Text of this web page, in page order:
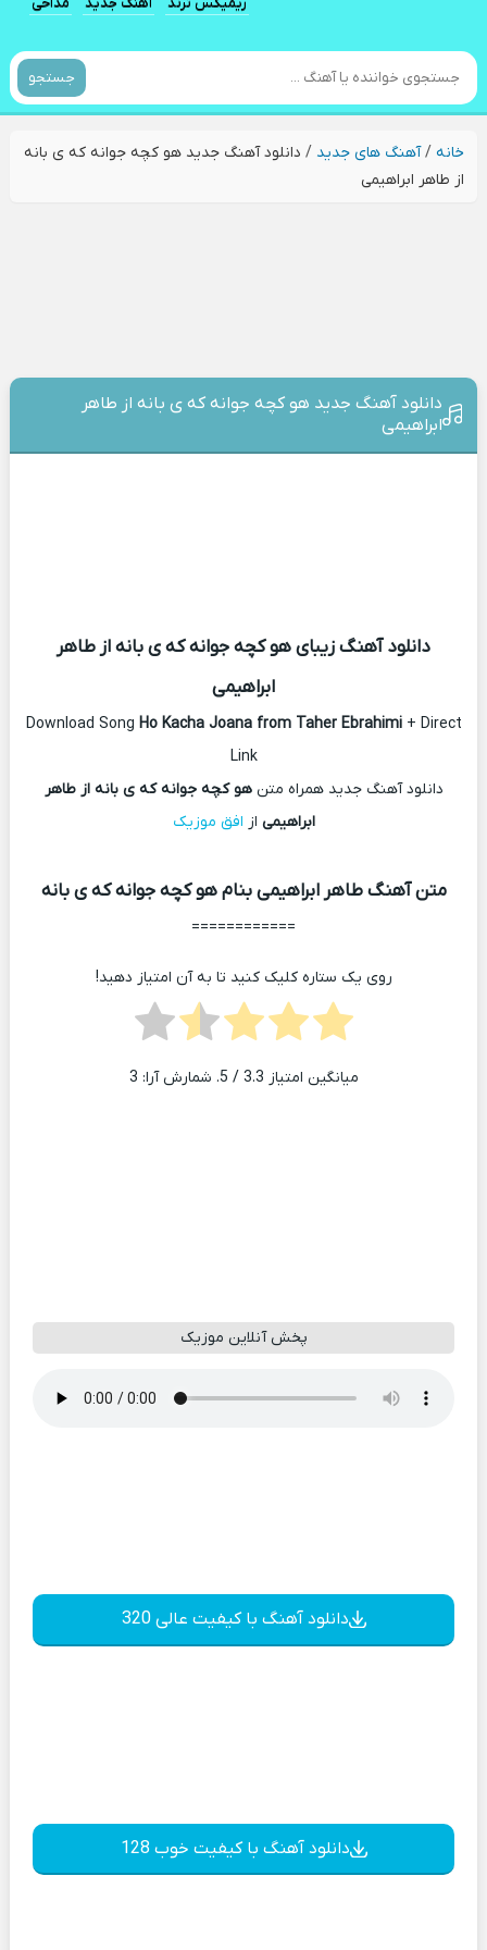
جستجو
خانه/آهنگ های جدید / دانلود آهنگ جدید هو کچه جوانه که ی بانه
از طاهر ابراهیمی
دانلود آهنگ جدید هو کچه جوانه که ی بانه از طاهر
ابراهیمی
دانلود آهنگ زیبای هو کچه جوانه که ی بانه از طاهر
ابراهیمی
Download Song Ho Kacha Joana from Taher Ebrahimi+ Direct
Link
دانلود آهنگ جدید همراه متنهو کچه جوانه که ی بانه از طاهر
ابراهیمی از افق موزیک
متن آهنگ طاهر ابراهیمی بنام هو کچه جوانه که ی بانه
============
روی یک ستاره کلیک کنید تا به آن امتیاز دهید!
میانگین امتیاز 3.3 / 5. شمارش آرا: 3
پخش آنلاین موزیک
دانلود آهنگ با کیفیت عالی 320
دانلود آهنگ با کیفیت خوب 128